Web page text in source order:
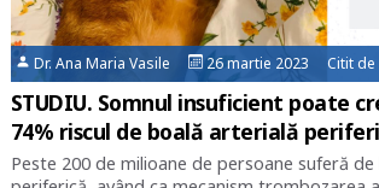
Dr. Ana Maria Vasile 26 martie 2023 Citit de
STUDIU. Somnul insuficient poate
74% riscul de boală arterială
Peste 200 de milioane de persoane suferă